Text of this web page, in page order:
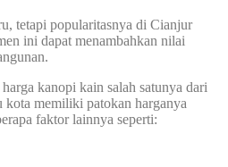
tetapi popularitasnya di Cianjur
ini dapat menambahkan nilai
kanopi kain salah satunya dari
kota memiliki patokan harganya
faktor lainnya seperti: